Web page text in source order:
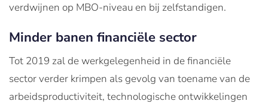
verdwijnen op MBO-niveau en bij zelfstandigen.
Minder banen financiële sector
Tot 2019 zal de werkgelegenheid in de financiële
sector verder krimpen als gevolg van toename van de
arbeidsproductiviteit, technologische ontwikkelingen